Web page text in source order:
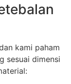
kami paham
sesuai dimensi